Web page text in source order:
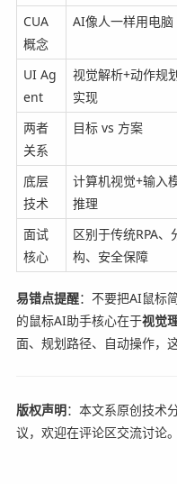
CUA
概念
AI像人一样用电脑
UI Ag
ent
视觉解析+动作规
实现
两者
关系
目标 vs 方案
底层
技术
计算机视觉+输入
推理
面试
核心
区别于传统RPA、
构、安全保障
易错点提醒：不要把AI鼠标
的鼠标AI助手核心在于视觉
面、规划路径、自动操作，
版权声明：本文系原创技术
议，欢迎在评论区交流讨论。